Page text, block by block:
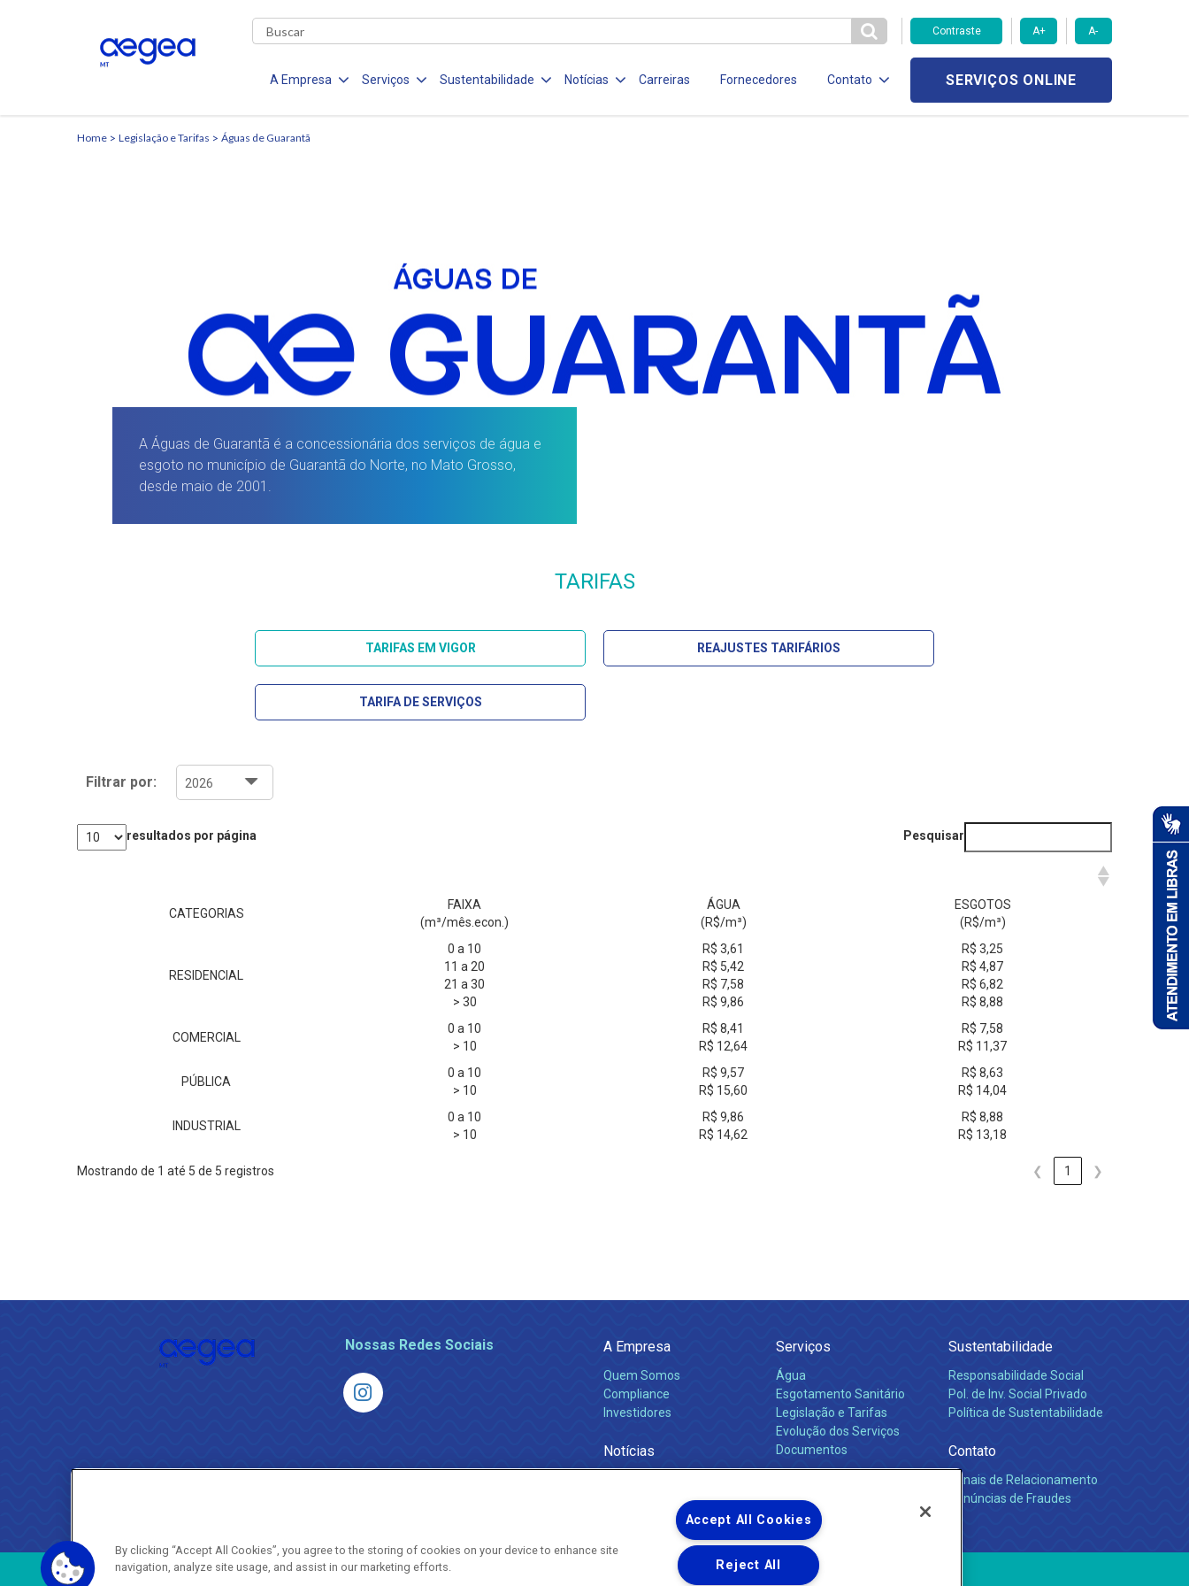
Contraste A+ A-
A Empresa Serviços Sustentabilidade Notícias Carreiras Fornecedores Contato SERVIÇOS ONLINE
Home Legislação e Tarifas Águas de Guarantã
A Águas de Guarantã é a concessionária dos serviços de água e
esgoto no município de Guarantã do Norte, no Mato Grosso,
desde maio de 2001.
TARIFAS
TARIFAS EM VIGOR REAJUSTES TARIFÁRIOS
TARIFA DE SERVIÇOS
Filtrar por:
resultados por página Pesquisar
CATEGORIAS
FAIXA
(m³/mês.econ.)
ÁGUA
(R$/m³)
ESGOTOS
(R$/m³)
RESIDENCIAL
0 a 10
11 a 20
21 a 30
> 30
R$ 3,61
R$ 5,42
R$ 7,58
R$ 9,86
R$ 3,25
R$ 4,87
R$ 6,82
R$ 8,88
COMERCIAL
0 a 10
> 10
R$ 8,41
R$ 12,64
R$ 7,58
R$ 11,37
PÚBLICA
0 a 10
> 10
R$ 9,57
R$ 15,60
R$ 8,63
R$ 14,04
INDUSTRIAL
0 a 10
> 10
R$ 9,86
R$ 14,62
R$ 8,88
R$ 13,18
Mostrando de 1 até 5 de 5 registros ❮ 1 ❯
Nossas Redes Sociais A Empresa
Quem Somos
Compliance
Investidores
Notícias
Serviços
Água
Esgotamento Sanitário
Legislação e Tarifas
Evolução dos Serviços
Documentos
Sustentabilidade
Responsabilidade Social
Pol. de Inv. Social Privado
Política de Sustentabilidade
Contato
Canais de Relacionamento
Denúncias de Fraudes
Copyright ® 2026 - Todos os Direitos Reservados.
By clicking “Accept All Cookies”, you agree to the storing of cookies on your device to enhance site
navigation, analyze site usage, and assist in our marketing efforts.
Accept All Cookies
Reject All